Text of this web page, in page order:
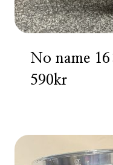
No name
590kr